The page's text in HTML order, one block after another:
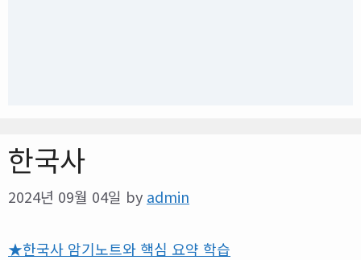
한국사
2024년 09월 04일 by admin
★한국사 암기노트와 핵심 요약 학습